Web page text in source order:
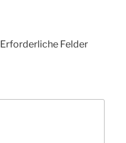
Erforderliche Felder